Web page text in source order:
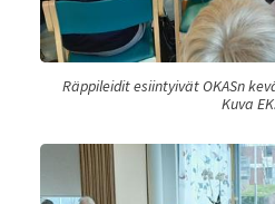
Räppileidit esiintyivät OKASn
Kuva EK.